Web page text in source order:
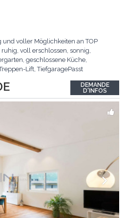
voller Möglichkeiten an TOP
ruhig, voll erschlossen, sonnig,
geschlossene Küche,
Lift, TiefgaragePasst
anrufen: +41 76 507 21 32
DEMANDE
D'INFOS